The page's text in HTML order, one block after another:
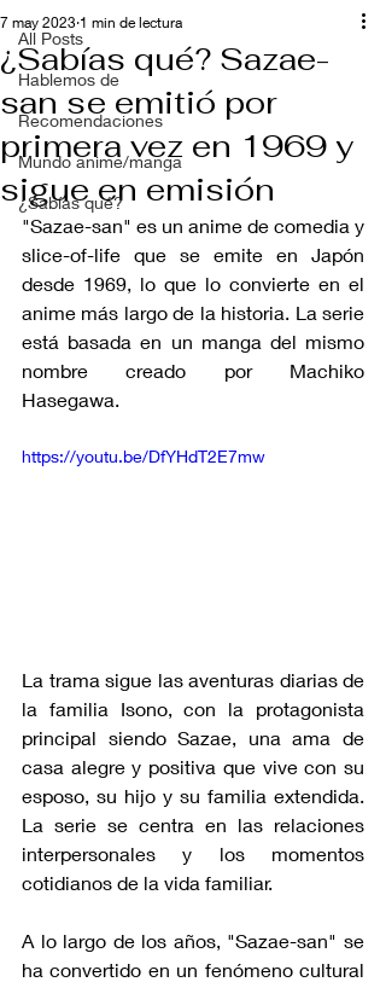
All Posts
Hablemos de
Recomendaciones
Mundo anime/manga
¿Sabías qué?
¿Sabías qué? Sazae-
san se emitió por
primera vez en 1969 y
sigue en emisión
7 may 2023 1 min de lectura
"Sazae-san" es un anime de comedia y
slice-of-life que se emite en Japón
desde 1969, lo que lo convierte en el
anime más largo de la historia. La serie
está basada en un manga del mismo
nombre creado por Machiko
Hasegawa.
https://youtu.be/DfYHdT2E7mw
La trama sigue las aventuras diarias de
la familia Isono, con la protagonista
principal siendo Sazae, una ama de
casa alegre y positiva que vive con su
esposo, su hijo y su familia extendida.
La serie se centra en las relaciones
interpersonales y los momentos
cotidianos de la vida familiar.
A lo largo de los años, "Sazae-san" se
ha convertido en un fenómeno cultural